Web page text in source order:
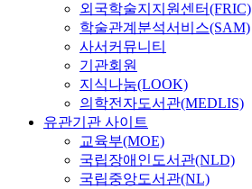
외국학술지지원센터(FRIC)
학술관계분석서비스(SAM)
사서커뮤니티
기관회원
지식나눔(LOOK)
의학전자도서관(MEDLIS)
유관기관 사이트
교육부(MOE)
국립장애인도서관(NLD)
국립중앙도서관(NL)